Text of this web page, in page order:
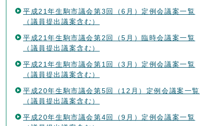
平成21年生駒市議会第3回（6月）定例会議案一覧
（議員提出議案含む）
平成21年生駒市議会第2回（5月）臨時会議案一覧
（議員提出議案含む）
平成21年生駒市議会第1回（3月）定例会議案一覧
（議員提出議案含む）
平成20年生駒市議会第5回（12月）定例会議案一覧
（議員提出議案含む）
平成20年生駒市議会第4回（9月）定例会議案一覧